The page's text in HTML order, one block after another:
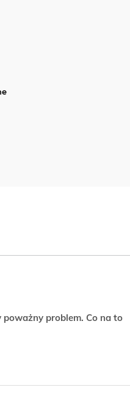
problem. Co na to